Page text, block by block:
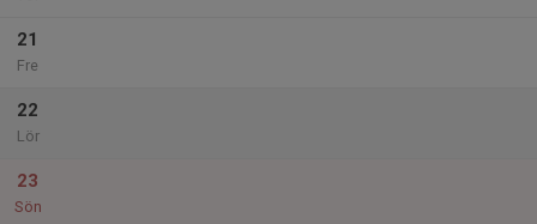
21
Fre
22
Lör
23
Sön